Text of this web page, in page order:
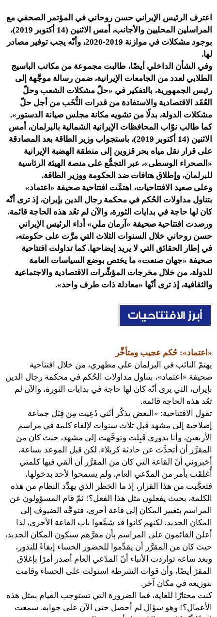
اعترف الرئيس الإيراني حسن روحاني في المؤتمر الصحفي مع
المراسلين المحليين والأجانب، أمس الاثنين (14 أكتوبر 2019)،
بوجود مشكلات في موازنة 2019-2020، وأنّه يجب توفير مصادر
لها.
وفي الشأن الداخلي أيضًا، طالبت مجموعة من مكاتب الباسيج
الطلابي لعدد من الجامعات الإيرانية، ضمن رسالة موجَّهة إلى
رئيس الجمهورية، بالتفكير في «حلّ مشكلات الشعب وحلّ
العُقَد الاقتصادية والاستفادة من قدرات النُّخَب من أجل حلّ
مشكلات الدولة، بدلًا من تشويه مكانة مجلس صيانة الدستور».
كما طالب نوّاب المحافظات الإيرانية الشمالية بالبرلمان، أمس
الاثنين (14 أكتوبر 2019)، باستجواب وزير الطاقة بعد المصادقة
على قرار نقل مياه بحر قزوين إلى منطقة الهضبة الإيرانية
«الصحراء الوسطى»، عبر التجمُّع على منصة الهيئة الرئاسية
للبرلمان، وإطلاق هتافات ضد الحكومة ووزير الطاقة.
وعلى صعيد الافتتاحيات، اهتمَّت افتتاحية صحيفة «اعتماد»
بتناول مداولات الحُكم في محكمة رجال الدين بإيران، إذ ترى أنّه
كان لها حاجة في بدايات الثورة، والآن لم تعُد هذه الحاجة قائمة.
ورصدت افتتاحية صحيفة «آرمان ملي» أداء الرئيس الإيراني
حسن روحاني خلال السنوات الثلاث التي مرَّت على حكومته،
في إطار الحقائق التي لا يريد إيضاحها. كما تداولت افتتاحية
صحيفة «جهان صنعت» ما يختص بوضع السياسات العامة
للدولة، من خلال مخرجات المؤشِّرات الاقتصادية والاجتماعية
والثقافية، إذ ترى أنّها «معادلة ذات طرف واحد».
«اعتماد»: حُكم عجيب ومتأخِّر
يهتمّ النائب في البرلمان علي مطهري، من خلال افتتاحية
صحيفة «اعتماد»، بتناول مداولات الحُكم في محكمة رجال الدين
بإيران، التي يرى أنّه كان لها حاجة في بدايات الثورة، والآن لم
تعُد هذه الحاجة قائمة.
تقول الافتتاحية: «البعض يذكُر أنّني دُعِيت مِن قِبَل جماعة
إصلاحية إلى مشهد قبل ثلاث سنوات لإلقاء كلمة في مراسم
الأربعين، وأنا بدوري قَبِلت وتوجَّهت إلى مشهد، حيث كان من
المقرَّر أن أتحدَّث عن حادثة كربلاء. لكن قبل الموعد بساعة،
أخبروني أنّ القاعة التي كان من المقرَّر أن ألقي فيها كلمتي
أُغلقَت بأمر من المدّعي العام، ولم يسمحوا لأحد بدخولها،
فتعجَّبت من هذا القرار، إذ ما الخطر الذي يهدِّد النظام من هذه
الكلمة، بحيث يفعلون مثل هذا الفعل؟! ثمّ قام المسؤولون عن
المراسم بتغيير المكان إلى قاعة أخرى، فتوجَّه الضيوف إلى
المكان الجديد، لكنهم كانوا قد شمَّعوا باب القاعة الأخرى، لذا
أعلن القائمون على المراسم بأن مقرَّهم سيكون المكان الجديد،
حيث كان من المقرَّر أن يقدِّموا للحضور الحساء إيفاءً للنذور،
وبعد ساعة تواردت الأنباء أنّ المدّعي العام أصدر أمرًا بإغلاق
المقرّ أيضًا، وأن قوات الشرطة استولت على الحساء وقامت
بتوزيعه في مكان آخر.
كنت محتارًا للغاية، فما الضرورة التي تستوجب القيام بمثل هذه
الأعمال؟! وهو سؤال لم أحصل حتى الآن على جوابه. سمعت